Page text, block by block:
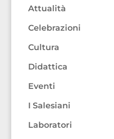
Attualità
Celebrazioni
Cultura
Didattica
Eventi
I Salesiani
Laboratori